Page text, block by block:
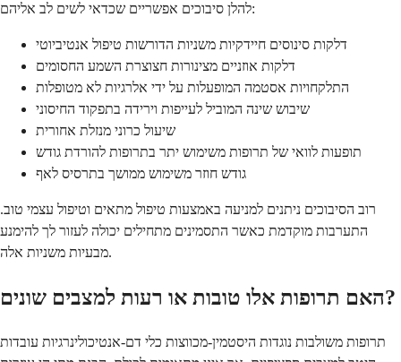
להלן סיבוכים אפשריים שכדאי לשים לב אליהם:
דלקות סינוסים חיידקיות משניות הדורשות טיפול אנטיביוטי
דלקות אוזניים מצינורות חצוצרת השמע החסומים
התלקחויות אסטמה המופעלות על ידי אלרגיות לא מטופלות
שיבוש שינה המוביל לעייפות וירידה בתפקוד החיסוני
שיעול כרוני מנזלת אחורית
תופעות לוואי של תרופות משימוש יתר בתרופות להורדת גודש
גודש חוזר משימוש ממושך בתרסיס לאף
רוב הסיבוכים ניתנים למניעה באמצעות טיפול מתאים וטיפול עצמי טוב.
התערבות מוקדמת כאשר התסמינים מתחילים יכולה לעזור לך להימנע
מבעיות משניות אלה.
האם תרופות אלו טובות או רעות למצבים שונים?
תרופות משולבות נוגדות היסטמין-מכווצות כלי דם-אנטיכולינרגיות עובדות